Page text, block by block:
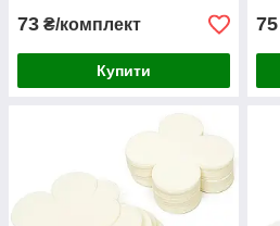
73 ₴/комплект
Купити
75